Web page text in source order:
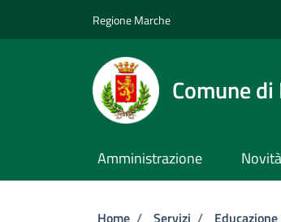
Regione Marche
Comune
Amministrazione Novità
Home / Servizi /